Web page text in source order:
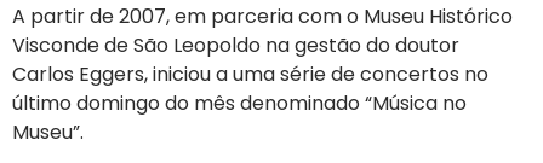
A partir de 2007, em parceria com o Museu Histórico
Visconde de São Leopoldo na gestão do doutor
Carlos Eggers, iniciou a uma série de concertos no
último domingo do mês denominado “Música no
Museu”.